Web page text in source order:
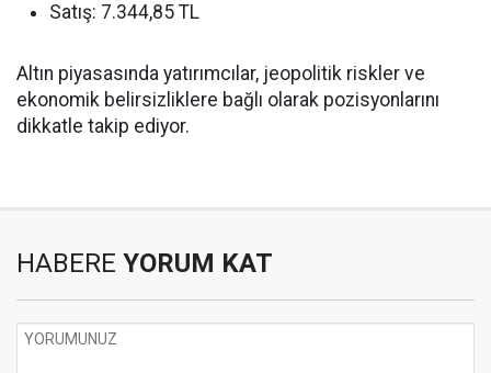
Satış: 7.344,85 TL
Altın piyasasında yatırımcılar, jeopolitik riskler ve
ekonomik belirsizliklere bağlı olarak pozisyonlarını
dikkatle takip ediyor.
HABERE YORUM KAT